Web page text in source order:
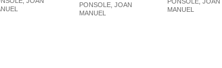
PONSOLE, JOAN
MANUEL
MANUEL